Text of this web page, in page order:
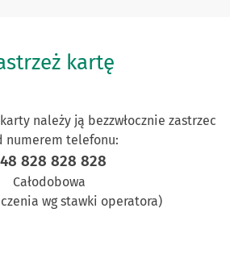
kartę
należy ją bezzwłocznie zastrzec
numerem telefonu:
828 828 828
Całodobowa
wg stawki operatora)